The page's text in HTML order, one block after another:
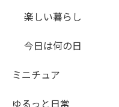
楽しい暮らし
今日は何の日
ミニチュア
ゆるっと日常